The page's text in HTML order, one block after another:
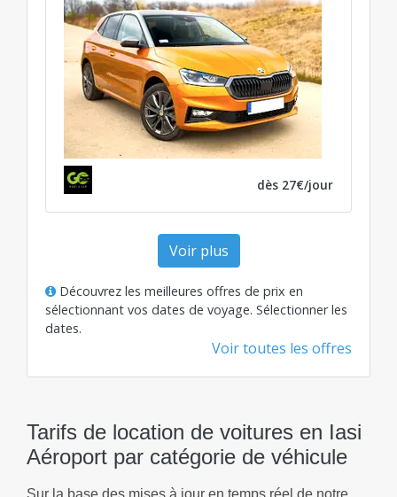
dès 27€/jour
Voir plus
Découvrez les meilleures offres de prix en
sélectionnant vos dates de voyage. Sélectionner les
dates.
Voir toutes les offres
Tarifs de location de voitures en Iasi
Aéroport par catégorie de véhicule
Sur la base des mises à jour en temps réel de notre